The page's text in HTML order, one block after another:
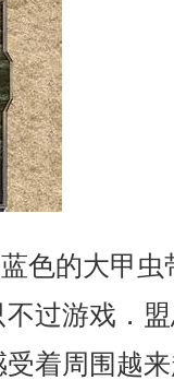
色的大甲
过游戏．
着周围越